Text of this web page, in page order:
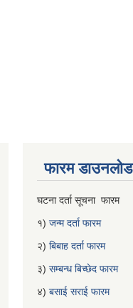
फारम डाउनलोड
घटना दर्ता सूचना फारम
१) जन्म दर्ता फारम
२) बिबाह दर्ता फारम
३) सम्बन्ध बिच्छेद फारम
४) बसाई सराई फारम